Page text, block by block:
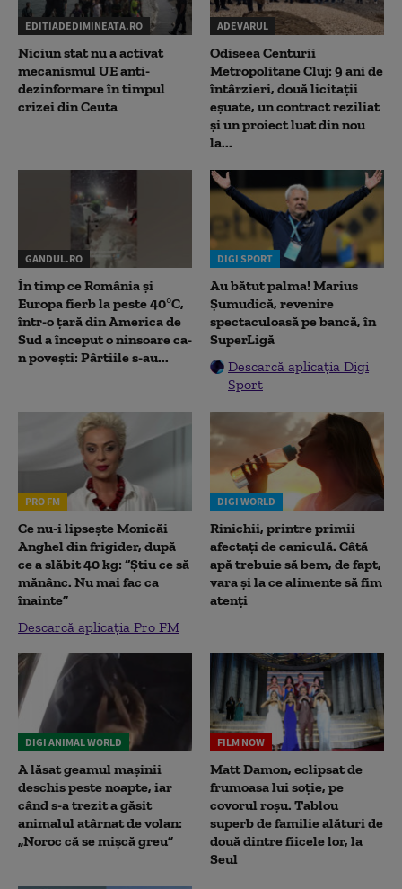
EDITIADEDIMINEATA.RO
Niciun stat nu a activat
mecanismul UE anti-
dezinformare în timpul
crizei din Ceuta
ADEVARUL
Odiseea Centurii
Metropolitane Cluj: 9 ani de
întârzieri, două licitații
eșuate, un contract reziliat
și un proiect luat din nou
la...
GANDUL.RO
În timp ce România și
Europa fierb la peste 40°C,
într-o țară din America de
Sud a început o ninsoare ca-
n povești: Pârtiile s-au...
DIGI SPORT
Au bătut palma! Marius
Șumudică, revenire
spectaculoasă pe bancă, în
SuperLigă
Descarcă aplicația Digi
Sport
PRO FM
Ce nu-i lipsește Monicăi
Anghel din frigider, după
ce a slăbit 40 kg: “Știu ce să
mănânc. Nu mai fac ca
înainte”
Descarcă aplicația Pro FM
DIGI WORLD
Rinichii, printre primii
afectați de caniculă. Câtă
apă trebuie să bem, de fapt,
vara și la ce alimente să fim
atenți
DIGI ANIMAL WORLD
A lăsat geamul mașinii
deschis peste noapte, iar
când s-a trezit a găsit
animalul atârnat de volan:
„Noroc că se mișcă greu”
FILM NOW
Matt Damon, eclipsat de
frumoasa lui soție, pe
covorul roșu. Tablou
superb de familie alături de
două dintre fiicele lor, la
Seul